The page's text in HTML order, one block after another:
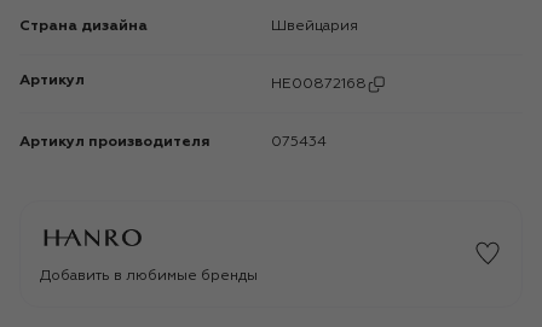
Страна дизайна Швейцария
Артикул HE00872168
Артикул производителя 075434
Добавить в любимые бренды